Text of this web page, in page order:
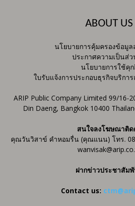
ABOUT US
นโยบายการคุ้มครองข้อมู
ประกาศความเป็นส่
นโยบายการใช้คุ
ใบรับแจ้งการประกอบธุรกิจบริกา
ARIP Public Company Limited 99/16-
Din Daeng, Bangkok 10400
สนใจลงโฆษณาติด
คุณวันวิสาข์ คำหอมรื่น (คุณแนน) โทร.
ฝากข่าวประชาสัม
Contact us: